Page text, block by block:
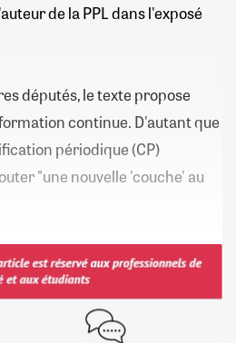
de la PPL dans l'exposé
députés, le texte propose
continue. D'autant que
périodique (CP)
"une nouvelle 'couche' au